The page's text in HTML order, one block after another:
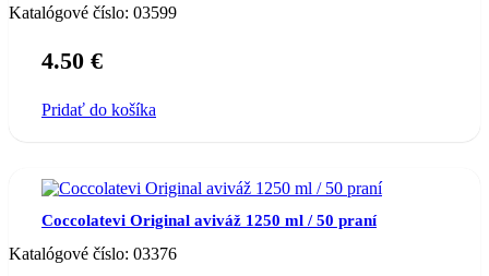
Katalógové číslo: 03599
4.50 €
Pridať do košíka
Coccolatevi Original aviváž 1250 ml / 50 praní
Katalógové číslo: 03376